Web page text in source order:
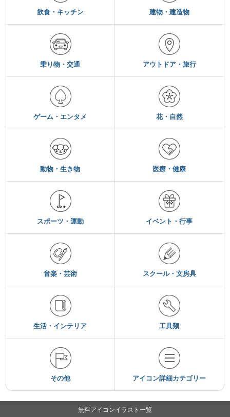
飲食・キッチン 建物・建造物
乗り物・交通 アウトドア・旅行
ゲーム・エンタメ 花・自然
動物・生き物 医療・健康
スポーツ・運動 イベント・行事
音楽・芸術 スクール・文房具
生活・インテリア 工具類
その他 アイコン詳細カテゴリー
無料アイコンイラスト一覧